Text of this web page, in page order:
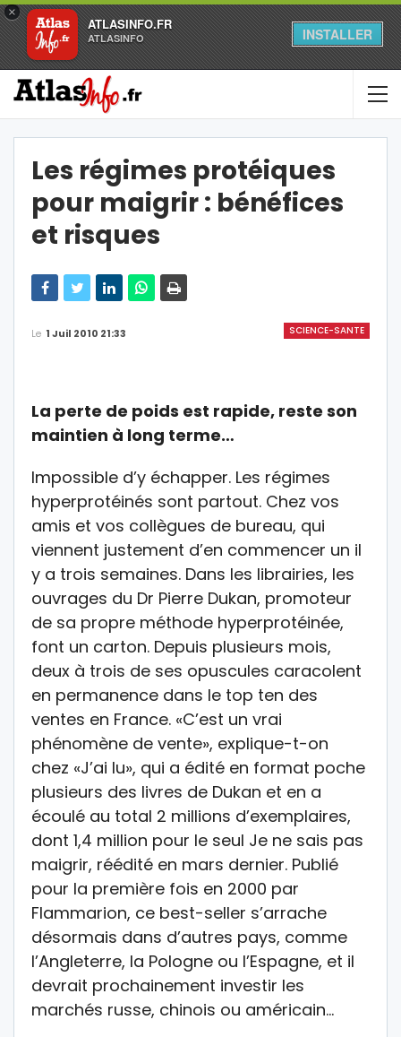
×
ATLASINFO.FR
ATLASINFO INSTALLER
Les régimes protéiques
pour maigrir : bénéfices
et risques
SCIENCE-SANTE
Le 1 Juil 2010 21:33
La perte de poids est rapide, reste son
maintien à long terme…
Impossible d’y échapper. Les régimes
hyperprotéinés sont partout. Chez vos
amis et vos collègues de bureau, qui
viennent justement d’en commencer un il
y a trois semaines. Dans les librairies, les
ouvrages du Dr Pierre Dukan, promoteur
de sa propre méthode hyperprotéinée,
font un carton. Depuis plusieurs mois,
deux à trois de ses opuscules caracolent
en permanence dans le top ten des
ventes en France. «C’est un vrai
phénomène de vente», explique-t-on
chez «J’ai lu», qui a édité en format poche
plusieurs des livres de Dukan et en a
écoulé au total 2 millions d’exemplaires,
dont 1,4 million pour le seul Je ne sais pas
maigrir, réédité en mars dernier. Publié
pour la première fois en 2000 par
Flammarion, ce best-seller s’arrache
désormais dans d’autres pays, comme
l’Angleterre, la Pologne ou l’Espagne, et il
devrait prochainement investir les
marchés russe, chinois ou américain…